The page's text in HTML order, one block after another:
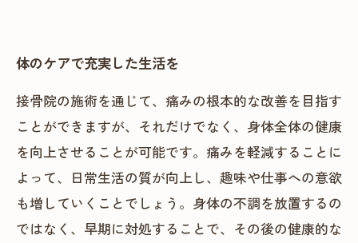
体のケアで充実した生活を
接骨院の施術を通じて、痛みの根本的な改善を目指す
ことができますが、それだけでなく、身体全体の健康
を向上させることが可能です。痛みを軽減することに
よって、日常生活の質が向上し、趣味や仕事への意欲
も増していくことでしょう。身体の不調を放置するの
ではなく、早期に対処することで、その後の健康的な